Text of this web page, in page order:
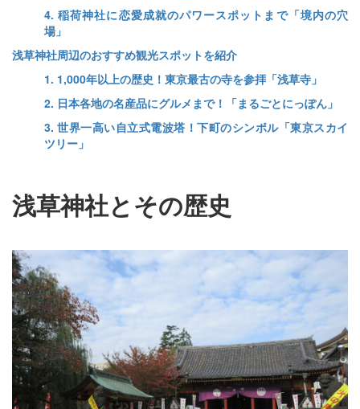
4. 稲荷神社に恋愛成就のパワースポットまで「境内の穴
場」
浅草神社周辺のおすすめ観光スポットを紹介
1. 1,000年以上の歴史！東京最古の寺を参拝「浅草寺」
2. 日本各地の名産品にグルメまで！「まるごとにっぽん」
3. 世界一高い自立式電波塔！下町のシンボル「東京スカイ
ツリー」
浅草神社とその歴史